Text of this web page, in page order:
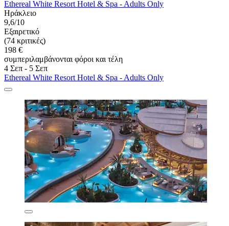
Ethereal White Resort Hotel & Spa - Adults Only
Ηράκλειο
9,6/10
Εξαιρετικό
(74 κριτικές)
198 €
συμπεριλαμβάνονται φόροι και τέλη
4 Σεπ - 5 Σεπ
Ethereal White Resort Hotel & Spa - Adults Only